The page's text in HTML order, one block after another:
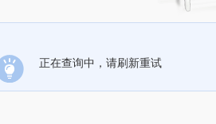
正在查询中，请刷新重试